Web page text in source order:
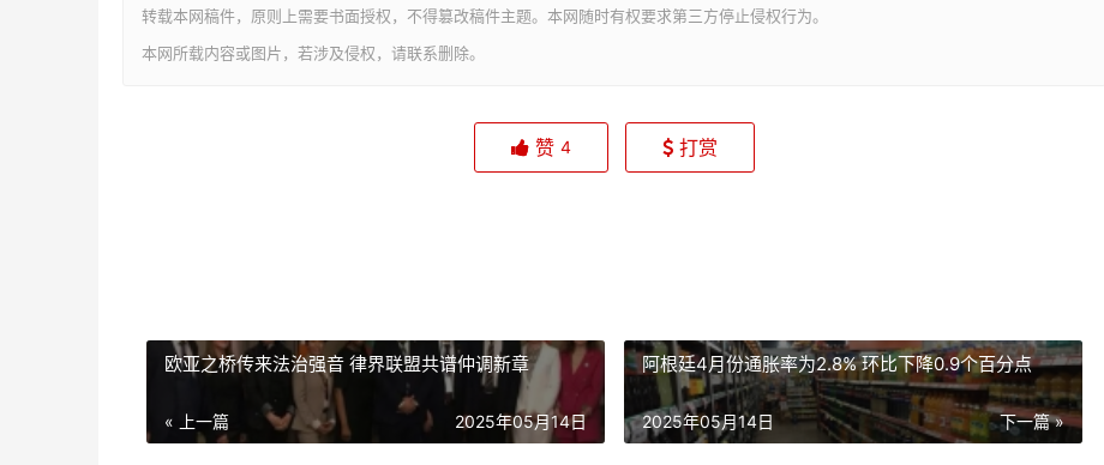
转载本网稿件，原则上需要书面授权，不得篡改稿件主题。本网随时有权要求第三方停止侵权行为。
本网所载内容或图片，若涉及侵权，请联系删除。
赞 4 打赏
欧亚之桥传来法治强音 律界联盟共谱仲调新章
« 上一篇 2025年05月14日
阿根廷4月份通胀率为2.8% 环比下降0.9个百分点
下一篇 »
2025年05月14日